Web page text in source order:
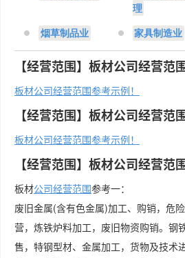
理
烟草制品业 家具制造业
【经营范围】板材公司经营范
板材公司经营范围参考示例！
【经营范围】板材公司经营范
板材公司经营范围参考示例！
【经营范围】板材公司经营范
板材公司经营范围参考一：
废旧金属(含有色金属)加工、购销，危
营，炼铁炉料加工，废旧物资购销。钢
售，特钢型材、金属加工，货物及技术